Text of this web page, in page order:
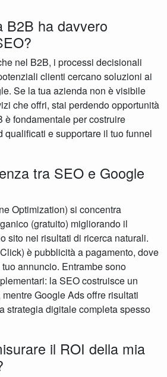
B2B ha davvero
nel B2B, i processi decisionali
clienti cercano soluzioni ai
Se la tua azienda non è visibile
che offri, stai perdendo opportunità
è fondamentale per costruire
qualificati e supportare il tuo funnel
tra SEO e Google
Optimization) si concentra
(gratuito) migliorando il
sito nei risultati di ricerca naturali.
è pubblicità a pagamento, dove
annuncio. Entrambe sono
la SEO costruisce un
Google Ads offre risultati
strategia digitale completa spesso
il ROI della mia